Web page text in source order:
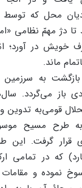
محل که
تا دژ مهمّ نظامی
خویش در آورد؛
ماند.
به
باز می‌گردد.
قومی‌به تدوین
به طرح مسیح
قرار گرفت. این
که در تمامی
نموده و